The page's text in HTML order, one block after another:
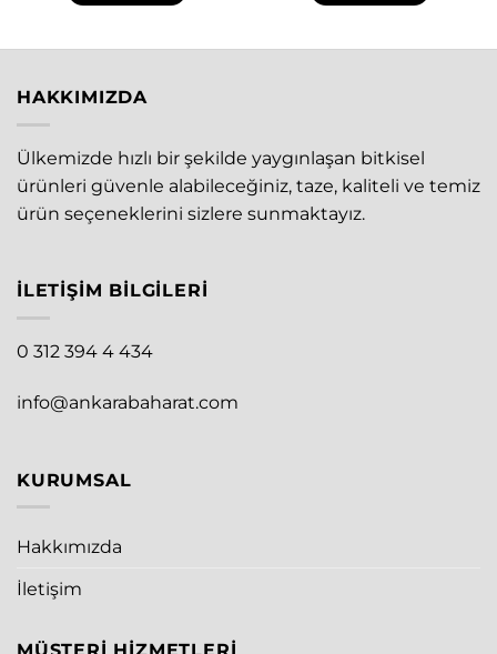
HAKKIMIZDA
Ülkemizde hızlı bir şekilde yaygınlaşan bitkisel
ürünleri güvenle alabileceğiniz, taze, kaliteli ve temiz
ürün seçeneklerini sizlere sunmaktayız.
İLETIŞIM BILGILERI
0 312 394 4 434
info@ankarabaharat.com
KURUMSAL
Hakkımızda
İletişim